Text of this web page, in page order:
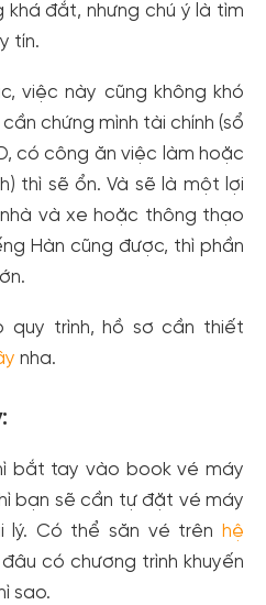
khá đắt, nhưng chú ý là tìm
tín.
việc này cũng không khó
chứng mình tài chính (sổ
có công ăn việc làm hoặc
thì sẽ ổn. Và sẽ là một lợi
và xe hoặc thông thạo
Hàn cũng được, thì phần
quy trình, hồ sơ cần thiết
nha.
bắt tay vào book vé máy
bạn sẽ cần tự đặt vé máy
Có thể săn vé trên
hệ
có chương trình khuyến
sao.